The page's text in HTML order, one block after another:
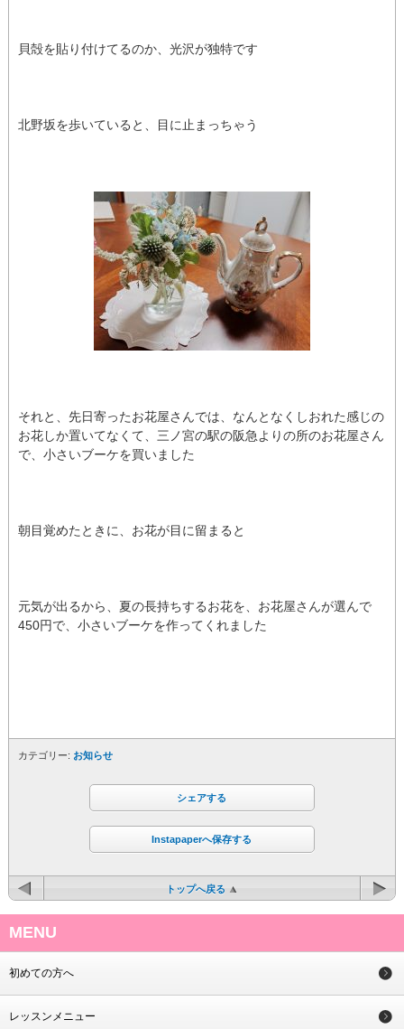
貝殻を貼り付けてるのか、光沢が独特です
北野坂を歩いていると、目に止まっちゃう
それと、先日寄ったお花屋さんでは、なんとなくしおれた感じの
お花しか置いてなくて、三ノ宮の駅の阪急よりの所のお花屋さん
で、小さいブーケを買いました
朝目覚めたときに、お花が目に留まると
元気が出るから、夏の長持ちするお花を、お花屋さんが選んで
450円で、小さいブーケを作ってくれました
カテゴリー: お知らせ
シェアする
Instapaperへ保存する
トップへ戻る
MENU
初めての方へ
レッスンメニュー